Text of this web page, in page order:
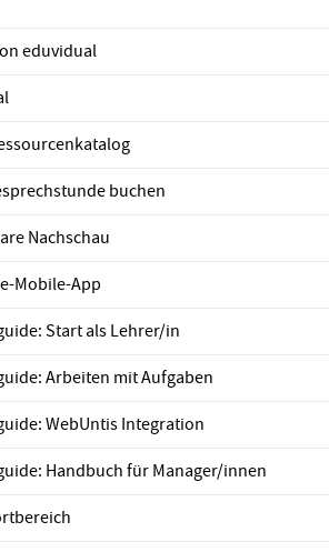
eduvidual
buchen
Nachschau
Mobile-App
Start als Lehrer/in
Arbeiten mit Aufgaben
WebUntis Integration
Handbuch für Manager/innen